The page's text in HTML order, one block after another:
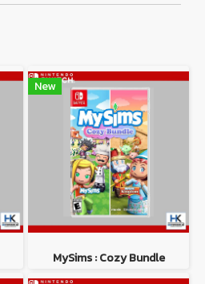
New
MySims : Cozy Bundle